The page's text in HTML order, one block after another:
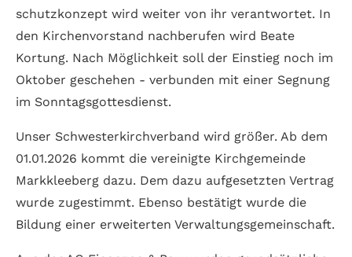
schutz­konzept wird weiter von ihr ver­ant­wortet. In
den Kirchen­vorstand nach­berufen wird Beate
Kortung. Nach Möglich­keit soll der Ein­stieg noch im
Oktober geschehen - ver­bunden mit einer Segnung
im Sonntags­gottes­dienst.
Unser Schwester­kirch­verband wird größer. Ab dem
01.01.2026 kommt die vereinigte Kirch­gemein­de
Mark­klee­berg dazu. Dem dazu auf­gesetzten Vertrag
wurde zuge­stimmt. Ebenso bestätigt wurde die
Bildung einer er­we­iterten Verwaltungs­gemein­schaft.